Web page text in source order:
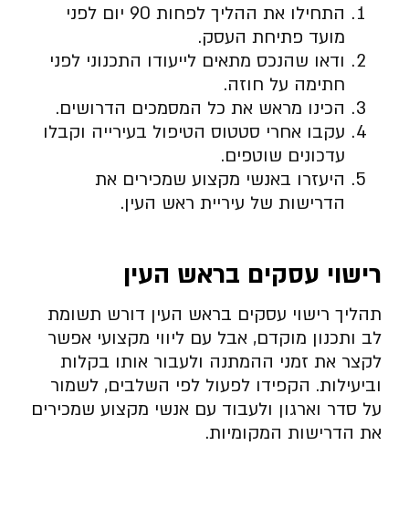
התחילו את ההליך לפחות 90 יום לפני
מועד פתיחת העסק.
ודאו שהנכס מתאים לייעודו התכנוני לפני
חתימה על חוזה.
הכינו מראש את כל המסמכים הדרושים.
עקבו אחרי סטטוס הטיפול בעירייה וקבלו
עדכונים שוטפים.
היעזרו באנשי מקצוע שמכירים את
הדרישות של עיריית ראש העין.
רישוי עסקים בראש העין
תהליך רישוי עסקים בראש העין דורש תשומת
לב ותכנון מוקדם, אבל עם ליווי מקצועי אפשר
לקצר את זמני ההמתנה ולעבור אותו בקלות
וביעילות. הקפידו לפעול לפי השלבים, לשמור
על סדר וארגון ולעבוד עם אנשי מקצוע שמכירים
את הדרישות המקומיות.